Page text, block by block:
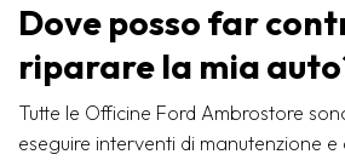
Dove posso far
riparare la mia
Tutte le Officine Ford Ambrostore
eseguire interventi di manutenzione